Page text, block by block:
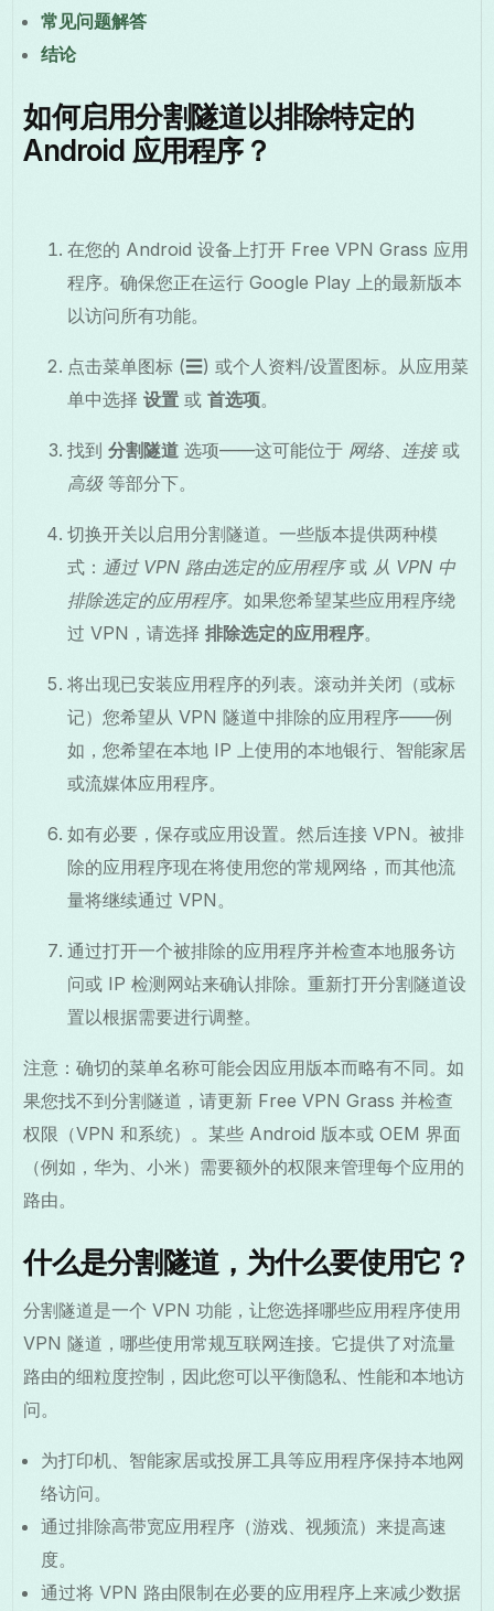
常见问题解答
结论
如何启用分割隧道以排除特定的
Android 应用程序？
在您的 Android 设备上打开 Free VPN Grass 应用
程序。确保您正在运行 Google Play 上的最新版本
以访问所有功能。
点击菜单图标 (☰) 或个人资料/设置图标。从应用菜
单中选择设置 或首选项。
找到分割隧道 选项——这可能位于 网络 连接或
高级等部分下。
切换开关以启用分割隧道。一些版本提供两种模
式： 通过 VPN 路由选定的应用程序或 从 VPN 中
排除选定的应用程序。如果您希望某些应用程序绕
过 VPN，请选择排除选定的应用程序。
将出现已安装应用程序的列表。滚动并关闭（或标
记）您希望从 VPN 隧道中排除的应用程序——例
如，您希望在本地 IP 上使用的本地银行、智能家居
或流媒体应用程序。
如有必要，保存或应用设置。然后连接 VPN。被排
除的应用程序现在将使用您的常规网络，而其他流
量将继续通过 VPN。
通过打开一个被排除的应用程序并检查本地服务访
问或 IP 检测网站来确认排除。重新打开分割隧道设
置以根据需要进行调整。
注意：确切的菜单名称可能会因应用版本而略有不同。如
果您找不到分割隧道，请更新 Free VPN Grass 并检查
权限（VPN 和系统）。某些 Android 版本或 OEM 界面
（例如，华为、小米）需要额外的权限来管理每个应用的
路由。
什么是分割隧道，为什么要使用它？
分割隧道是一个 VPN 功能，让您选择哪些应用程序使用
VPN 隧道，哪些使用常规互联网连接。它提供了对流量
路由的细粒度控制，因此您可以平衡隐私、性能和本地访
问。
为打印机、智能家居或投屏工具等应用程序保持本地网
络访问。
通过排除高带宽应用程序（游戏、视频流）来提高速
度。
通过将 VPN 路由限制在必要的应用程序上来减少数据